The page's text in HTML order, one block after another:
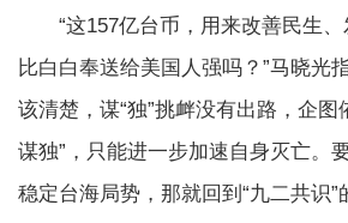
“这157亿台币，用来改善民生、
比白白奉送给美国人强吗？”马晓光
该清楚，谋“独”挑衅没有出路，企图
谋独”，只能进一步加速自身灭亡。
稳定台海局势，那就回到“九二共识”